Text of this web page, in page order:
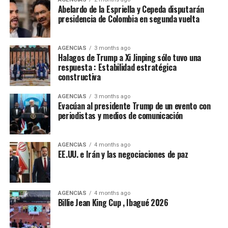
Se necesitaba aún más. El acuerdo reconocía un déficit
de financiación de la biodiversidad de 700.000 millones
de dólares al año.
Parte de esa cantidad podría cubrirse alcanzando otro
objetivo: los países acordaron eliminar gradualmente
500.000 millones de dólares anuales en subvenciones
presumiblemente incluiría los combustibles fósiles, la
agricultura insostenible y la pesca comercial— y
aumentar los incentivos positivos.
Pero los gobiernos llevan mucho tiempo batallando
para reorientar dichas subvenciones. Un informe de las
Naciones Unidas publicado en diciembre reveló que las
subvenciones perjudiciales para el medio ambiente
habían aumentado un 55 por ciento, hasta 1,7 billones
de dólares, de 2021 a 2022. Esto fue “impulsado por el
apoyo fiscal al consumo de combustibles fósiles”, según
Abelardo de la Espriella y Cepeda disputarán
presidencia de Colombia en segunda vuelta
AGENCIAS 3 months ago
Halagos de Trump a Xi Jinping sólo tuvo una
respuesta : Estabilidad estratégica
constructiva
AGENCIAS 3 months ago
Evacúan al presidente Trump de un evento con
periodistas y medios de comunicación
AGENCIAS 4 months ago
EE.UU. e Irán y las negociaciones de paz
AGENCIAS 4 months ago
Billie Jean King Cup , Ibagué 2026